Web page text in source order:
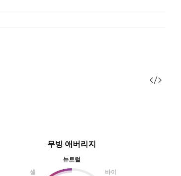
무빙 애버리지
뉴트럴
셀
바이